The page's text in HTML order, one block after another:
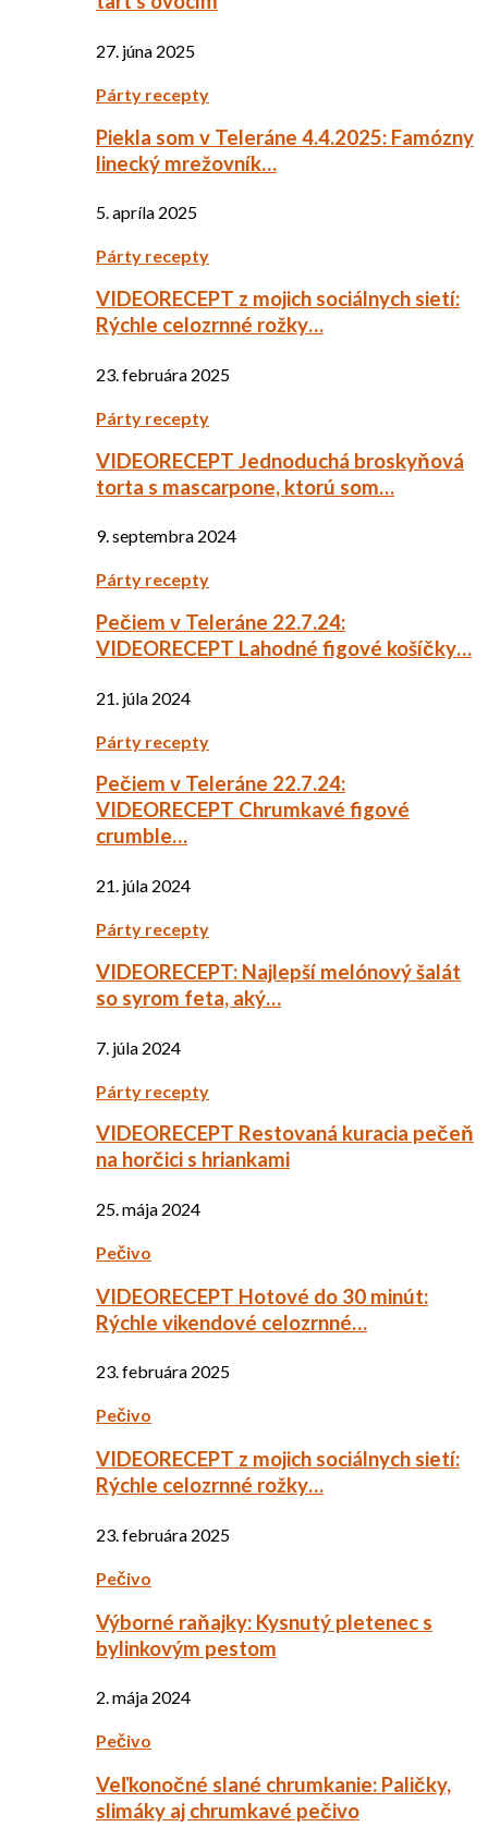
27. júna 2025
Párty recepty
Piekla som v Teleráne 4.4.2025: Famózny
linecký mrežovník…
5. apríla 2025
Párty recepty
VIDEORECEPT z mojich sociálnych sietí:
Rýchle celozrnné rožky…
23. februára 2025
Párty recepty
VIDEORECEPT Jednoduchá broskyňová
torta s mascarpone, ktorú som…
9. septembra 2024
Párty recepty
Pečiem v Teleráne 22.7.24:
VIDEORECEPT Lahodné figové košíčky…
21. júla 2024
Párty recepty
Pečiem v Teleráne 22.7.24:
VIDEORECEPT Chrumkavé figové
crumble…
21. júla 2024
Párty recepty
VIDEORECEPT: Najlepší melónový šalát
so syrom feta, aký…
7. júla 2024
Párty recepty
VIDEORECEPT Restovaná kuracia pečeň
na horčici s hriankami
25. mája 2024
Pečivo
VIDEORECEPT Hotové do 30 minút:
Rýchle vikendové celozrnné…
23. februára 2025
Pečivo
VIDEORECEPT z mojich sociálnych sietí:
Rýchle celozrnné rožky…
23. februára 2025
Pečivo
Výborné raňajky: Kysnutý pletenec s
bylinkovým pestom
2. mája 2024
Pečivo
Veľkonočné slané chrumkanie: Paličky,
slimáky aj chrumkavé pečivo